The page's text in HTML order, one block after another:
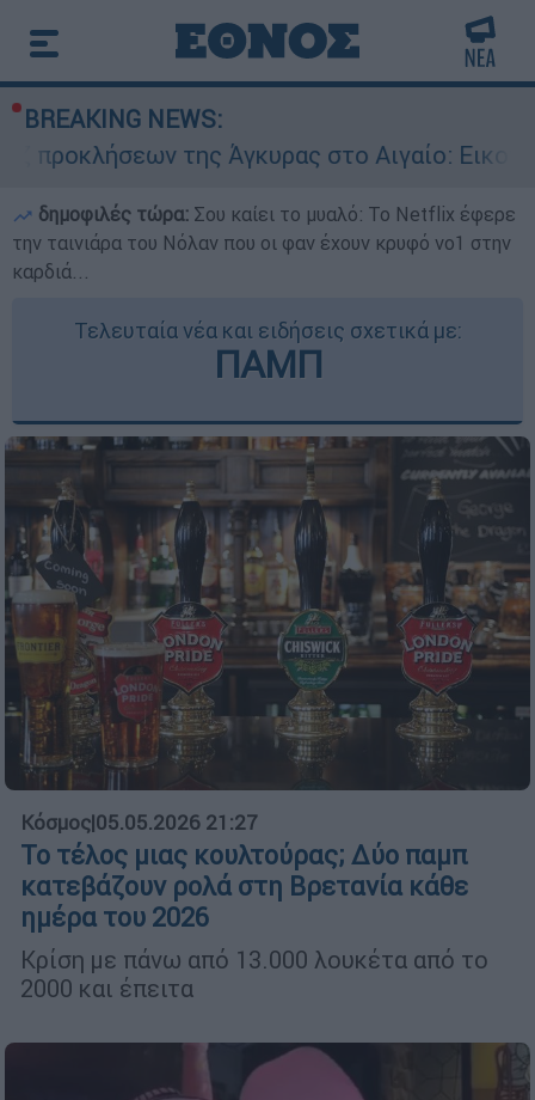
BREAKING NEWS:
της Άγκυρας στο Αιγαίο: Εικονική
δημοφιλές τώρα: Σου καίει το μυαλό: Το Netflix έφερε
την ταινιάρα του Νόλαν που οι φαν έχουν κρυφό νο1 στην
καρδιά...
Τελευταία νέα και ειδήσεις σχετικά με:
ΠΑΜΠ
Κόσμος|05.05.2026 21:27
Το τέλος μιας κουλτούρας; Δύο παμπ
κατεβάζουν ρολά στη Βρετανία κάθε
ημέρα του 2026
Κρίση με πάνω από 13.000 λουκέτα από το
2000 και έπειτα